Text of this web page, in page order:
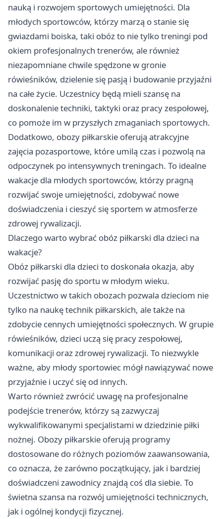
nauką i rozwojem sportowych umiejętności. Dla
młodych sportowców, którzy marzą o stanie się
gwiazdami boiska, taki obóz to nie tylko treningi pod
okiem profesjonalnych trenerów, ale również
niezapomniane chwile spędzone w gronie
rówieśników, dzielenie się pasją i budowanie przyjaźni
na całe życie. Uczestnicy będą mieli szansę na
doskonalenie techniki, taktyki oraz pracy zespołowej,
co pomoże im w przyszłych zmaganiach sportowych.
Dodatkowo, obozy piłkarskie oferują atrakcyjne
zajęcia pozasportowe, które umilą czas i pozwolą na
odpoczynek po intensywnych treningach. To idealne
wakacje dla młodych sportowców, którzy pragną
rozwijać swoje umiejętności, zdobywać nowe
doświadczenia i cieszyć się sportem w atmosferze
zdrowej rywalizacji.
Dlaczego warto wybrać obóz piłkarski dla dzieci na
wakacje?
Obóz piłkarski dla dzieci to doskonała okazja, aby
rozwijać pasję do sportu w młodym wieku.
Uczestnictwo w takich obozach pozwala dzieciom nie
tylko na naukę technik piłkarskich, ale także na
zdobycie cennych umiejętności społecznych. W grupie
rówieśników, dzieci uczą się pracy zespołowej,
komunikacji oraz zdrowej rywalizacji. To niezwykle
ważne, aby młody sportowiec mógł nawiązywać nowe
przyjaźnie i uczyć się od innych.
Warto również zwrócić uwagę na profesjonalne
podejście trenerów, którzy są zazwyczaj
wykwalifikowanymi specjalistami w dziedzinie piłki
nożnej. Obozy piłkarskie oferują programy
dostosowane do różnych poziomów zaawansowania,
co oznacza, że zarówno początkujący, jak i bardziej
doświadczeni zawodnicy znajdą coś dla siebie. To
świetna szansa na rozwój umiejętności technicznych,
jak i ogólnej kondycji fizycznej.